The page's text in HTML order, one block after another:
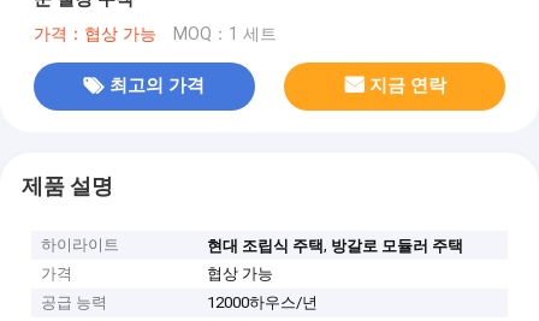
가격：협상 가능 MOQ：1 세트
최고의 가격 지금 연락
제품 설명
하이라이트 현대 조립식 주택, 방갈로 모듈러 주택
가격
협상 가능
공급 능력
12000하우스/년